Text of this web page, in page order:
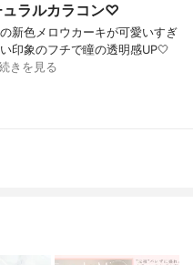
ュラルカラコン♡
新色メロウカーキが可愛いすぎ
印象のフチで瞳の透明感UP🤍
きを見る